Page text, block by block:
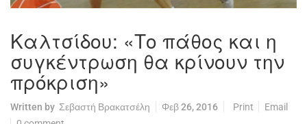
Καλτσίδου: «Το πάθος και η
συγκέντρωση θα κρίνουν την
πρόκριση»
Written by Σεβαστή Βρακατσέλη Φεβ 26, 2016 Print
Email